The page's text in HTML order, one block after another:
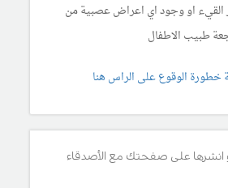
القيء او وجود اي اعراض عصبية من
طبيب الاطفال
الوقوع على الراس هنا
انشرها على صفحتك مع الأصدقاء